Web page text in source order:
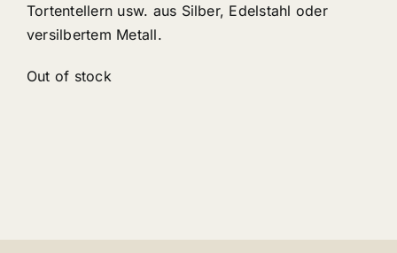
Tortentellern usw. aus Silber, Edelstahl oder
versilbertem Metall.
Out of stock